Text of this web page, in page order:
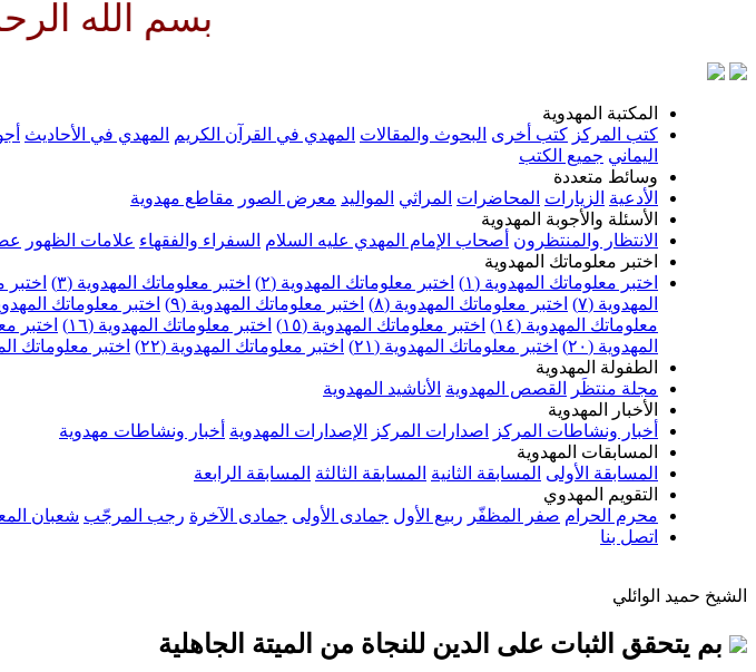
بسم الله الرحمن
المكتبة المهدوية
كتب المركز كتب أخرى البحوث والمقالات المهدي في القرآن الكريم المهدي في الأحاديث
اليماني جميع الكتب
وسائط متعددة
الأدعية الزيارات المحاضرات المراثي المواليد معرض الصور مقاطع مهدوية
الأسئلة والأجوبة المهدوية
الانتظار والمنتظرون أصحاب الإمام المهدي عليه السلام السفراء والفقهاء علامات الظهور
اختبر معلوماتك المهدوية
اختبر معلوماتك المهدوية (١)
اختبر معلوماتك المهدوية (٢) اختبر معلوماتك المهدوية (٣) اختبر
المهدوية (٧)
اختبر معلوماتك المهدوية (٨) اختبر معلوماتك المهدوية (٩) اختبر معلوماتك
معلوماتك المهدوية (١٤)
اختبر معلوماتك المهدوية (١٥) اختبر معلوماتك المهدوية (١٦) اختبر
المهدوية (٢٠)
اختبر معلوماتك المهدوية (٢١) اختبر معلوماتك المهدوية (٢٢) اختبر معلوماتك
الطفولة المهدوية
مجلة منتظَر
القصص المهدوية الأناشيد المهدوية
الأخبار المهدوية
أخبار ونشاطات المركز
اصدارات المركز الإصدارات المهدوية أخبار ونشاطات مهدوية
المسابقات المهدوية
المسابقة الأولى المسابقة الثانية المسابقة الثالثة المسابقة الرابعة
التقويم المهدوي
محرم الحرام صفر المظفّر ربيع الأول جمادى الأولى جمادى الآخرة رجب المرجّب شعبان
اتصل بنا
الشيخ حميد الوائلي
بم يتحقق الثبات على الدين للنجاة من الميتة الجاهلية